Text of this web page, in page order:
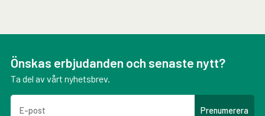
Önskas erbjudanden och senaste nytt?
Ta del av vårt nyhetsbrev.